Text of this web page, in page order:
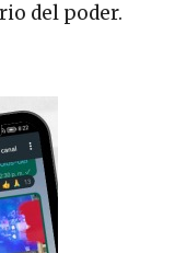
del poder.